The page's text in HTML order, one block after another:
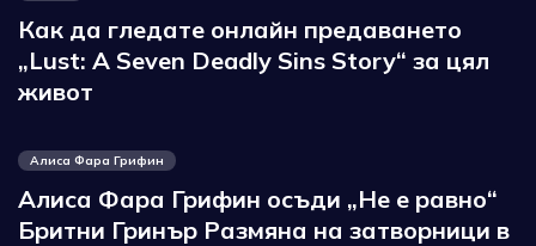
Как да гледате онлайн предаването
„Lust: A Seven Deadly Sins Story“ за цял
живот
Алиса Фара Грифин
Алиса Фара Грифин осъди „Не е равно“
Бритни Гринър Размяна на затворници в